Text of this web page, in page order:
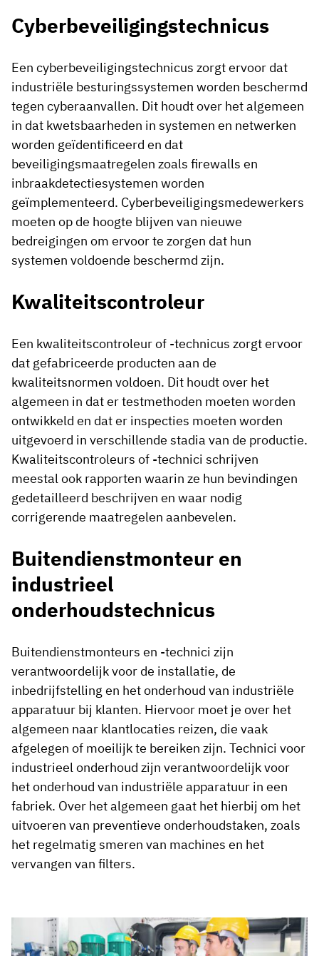
Cyberbeveiligingstechnicus
Een cyberbeveiligingstechnicus zorgt ervoor dat
industriële besturingssystemen worden beschermd
tegen cyberaanvallen. Dit houdt over het algemeen
in dat kwetsbaarheden in systemen en netwerken
worden geïdentificeerd en dat
beveiligingsmaatregelen zoals firewalls en
inbraakdetectiesystemen worden
geïmplementeerd. Cyberbeveiligingsmedewerkers
moeten op de hoogte blijven van nieuwe
bedreigingen om ervoor te zorgen dat hun
systemen voldoende beschermd zijn.
Kwaliteitscontroleur
Een kwaliteitscontroleur of -technicus zorgt ervoor
dat gefabriceerde producten aan de
kwaliteitsnormen voldoen. Dit houdt over het
algemeen in dat er testmethoden moeten worden
ontwikkeld en dat er inspecties moeten worden
uitgevoerd in verschillende stadia van de productie.
Kwaliteitscontroleurs of -technici schrijven
meestal ook rapporten waarin ze hun bevindingen
gedetailleerd beschrijven en waar nodig
corrigerende maatregelen aanbevelen.
Buitendienstmonteur en
industrieel
onderhoudstechnicus
Buitendienstmonteurs en -technici zijn
verantwoordelijk voor de installatie, de
inbedrijfstelling en het onderhoud van industriële
apparatuur bij klanten. Hiervoor moet je over het
algemeen naar klantlocaties reizen, die vaak
afgelegen of moeilijk te bereiken zijn. Technici voor
industrieel onderhoud zijn verantwoordelijk voor
het onderhoud van industriële apparatuur in een
fabriek. Over het algemeen gaat het hierbij om het
uitvoeren van preventieve onderhoudstaken, zoals
het regelmatig smeren van machines en het
vervangen van filters.